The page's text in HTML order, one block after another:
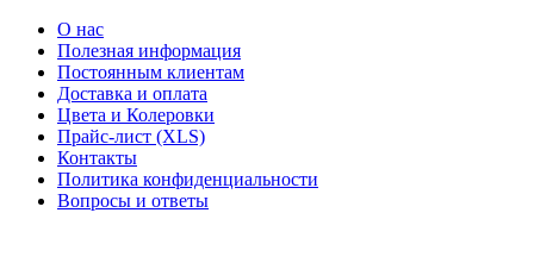
О нас
Полезная информация
Постоянным клиентам
Доставка и оплата
Цвета и Колеровки
Прайс-лист (XLS)
Контакты
Политика конфиденциальности
Вопросы и ответы